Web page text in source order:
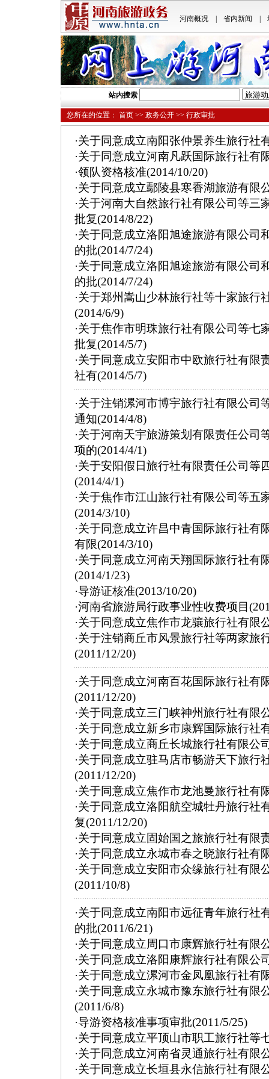
河南概况| 省内新闻
站内搜索
您所在的位置： 首页 >> 政务公开 >> 行政审批
·关于同意成立南阳张仲景养生旅行社
·关于同意成立河南凡跃国际旅行社有
·领队资格核准(2014/10/20)
·关于同意成立鄢陵县寒香湖旅游有限
·关于河南大自然旅行社有限公司等三
批复(2014/8/22)
·关于同意成立洛阳旭途旅游有限公司
的批(2014/7/24)
·关于同意成立洛阳旭途旅游有限公司
的批(2014/7/24)
·关于郑州嵩山少林旅行社等十家旅行
(2014/6/9)
·关于焦作市明珠旅行社有限公司等七
批复(2014/5/7)
·关于同意成立安阳市中欧旅行社有限
社有(2014/5/7)
·关于注销漯河市博宇旅行社有限公司
通知(2014/4/8)
·关于河南天宇旅游策划有限责任公司
项的(2014/4/1)
·关于安阳假日旅行社有限责任公司等
(2014/4/1)
·关于焦作市江山旅行社有限公司等五
(2014/3/10)
·关于同意成立许昌中青国际旅行社有
有限(2014/3/10)
·关于同意成立河南天翔国际旅行社有
(2014/1/23)
·导游证核准(2013/10/20)
·河南省旅游局行政事业性收费项目
·关于同意成立焦作市龙骧旅行社有限
·关于注销商丘市风景旅行社等两家旅
(2011/12/20)
·关于同意成立河南百花国际旅行社有
(2011/12/20)
·关于同意成立三门峡神州旅行社有限
·关于同意成立新乡市康辉国际旅行社
·关于同意成立商丘长城旅行社有限公
·关于同意成立驻马店市畅游天下旅行
(2011/12/20)
·关于同意成立焦作市龙池曼旅行社有
·关于同意成立洛阳航空城牡丹旅行社
复(2011/12/20)
·关于同意成立固始国之旅旅行社有限
·关于同意成立永城市春之晓旅行社有
·关于同意成立安阳市众缘旅行社有限
(2011/10/8)
·关于同意成立南阳市远征青年旅行社
的批(2011/6/21)
·关于同意成立周口市康辉旅行社有限
·关于同意成立洛阳康辉旅行社有限公
·关于同意成立漯河市金凤凰旅行社有
·关于同意成立永城市豫东旅行社有限
(2011/6/8)
·导游资格核准事项审批(2011/5/25)
·关于同意成立平顶山市职工旅行社等
·关于同意成立河南省灵通旅行社有限
·关于同意成立长垣县永信旅行社有限